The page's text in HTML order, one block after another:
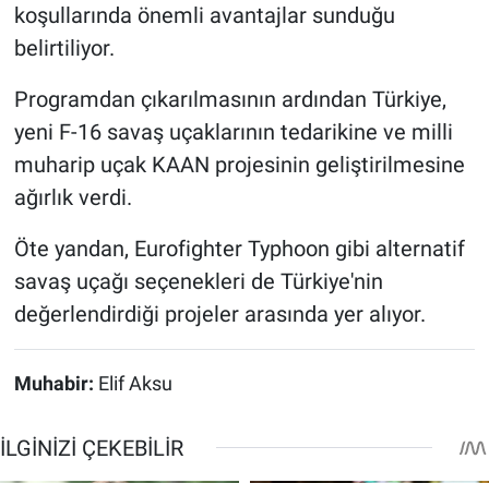
koşullarında önemli avantajlar sunduğu
belirtiliyor.
Programdan çıkarılmasının ardından Türkiye,
yeni F-16 savaş uçaklarının tedarikine ve milli
muharip uçak KAAN projesinin geliştirilmesine
ağırlık verdi.
Öte yandan, Eurofighter Typhoon gibi alternatif
savaş uçağı seçenekleri de Türkiye'nin
değerlendirdiği projeler arasında yer alıyor.
Muhabir: Elif Aksu